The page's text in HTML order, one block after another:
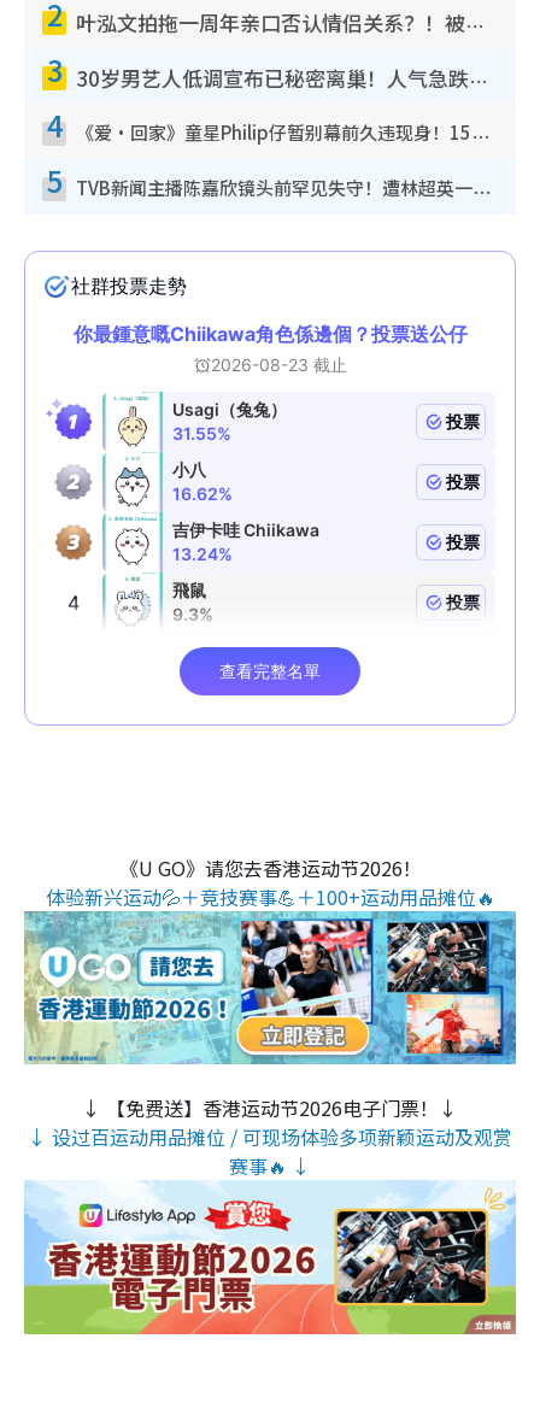
2 叶泓文拍拖一周年亲口否认情侣关系？！被质疑感情造假竟称GM“普通同事”
3 30岁男艺人低调宣布已秘密离巢！人气急跌变失踪人口：“这几年过得并不容易”
4 《爱·回家》童星Philip仔暂别幕前久违现身！15岁近况暴风成长长高变帅气少年
5 TVB新闻主播陈嘉欣镜头前罕见失守！遭林超英一句话突袭吓坏当场大笑
《U GO》请您去香港运动节2026！
体验新兴运动💦＋竞技赛事💪＋100+运动用品摊位🔥
↓ 【免费送】香港运动节2026电子门票！↓
↓ 设过百运动用品摊位 / 可现场体验多项新颖运动及观赏
赛事🔥 ↓